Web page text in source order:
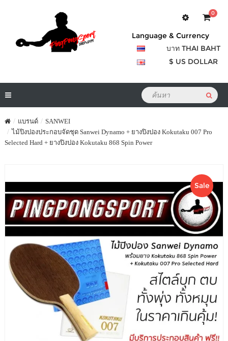
0
Language & Currency
บาท THAI BAHT
$ US DOLLAR
แบรนด์
SANWEI
ไม้ปิงปองประกอบจัดชุด Sanwei Dynamo + ยางปิงปอง Kokutaku 007 Pro
Selected Hard + ยางปิงปอง Kokutaku 868 Spin Power
Sale